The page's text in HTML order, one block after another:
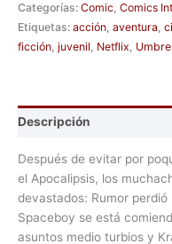
Categorías: Comic, Comics
Etiquetas: acción, aventura,
ficción, juvenil, Netflix,
Descripción
Después de evitar por
el Apocalipsis, los
devastados: Rumor
Spaceboy se está
asuntos medio turbios y